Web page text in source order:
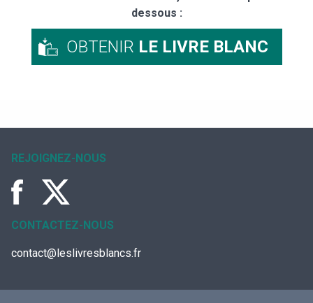
dessous :
OBTENIR LE LIVRE BLANC
REJOIGNEZ-NOUS
CONTACTEZ-NOUS
contact@leslivresblancs.fr